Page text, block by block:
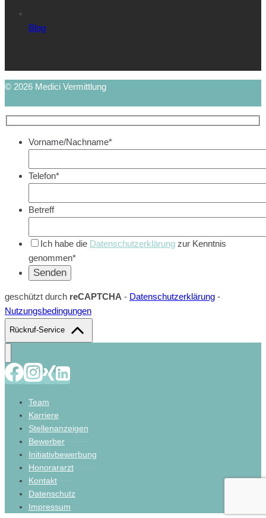
Blog
© 2026 Medici Vermittlung
Vorname/Nachname*
Telefon*
Betreff
Ich habe die Datenschutzerklärung zur Kenntnis
genommen*
geschützt durch reCAPTCHA - Datenschutzerklärung -
Nutzungsbedingungen
Rückruf-Service
Team
Karriere
Stellenanzeigen
Bewerber
Initiativbewerbung
Honorararzt
Kontakt
Datenschutz
Impressum